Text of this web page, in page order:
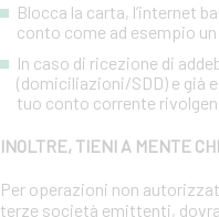
Blocca la carta, l’internet
conto come ad esempio
In caso di ricezione di
(domiciliazioni/SDD) e già
tuo conto corrente
INOLTRE, TIENI A MENTE
Per operazioni non
terze società emittenti,